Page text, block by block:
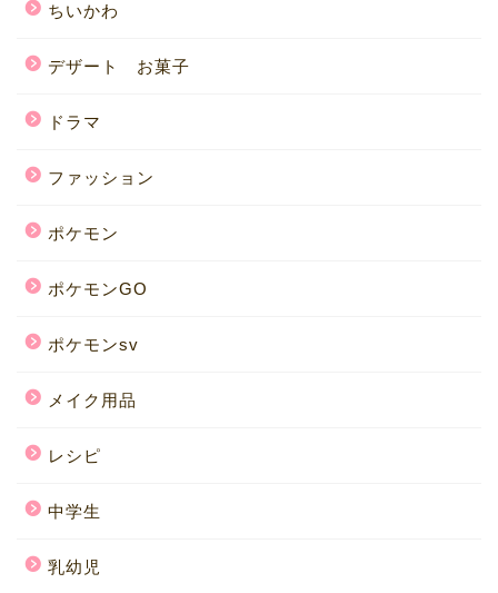
ちいかわ
デザート お菓子
ドラマ
ファッション
ポケモン
ポケモンGO
ポケモンsv
メイク用品
レシピ
中学生
乳幼児